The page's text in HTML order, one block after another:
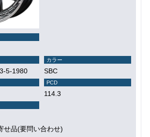
5-1980
カラー
SBC
PCD
114.3
せ品(要問い合わせ)